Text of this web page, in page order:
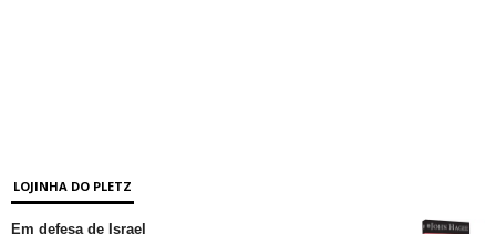
LOJINHA DO PLETZ
Em defesa de Israel